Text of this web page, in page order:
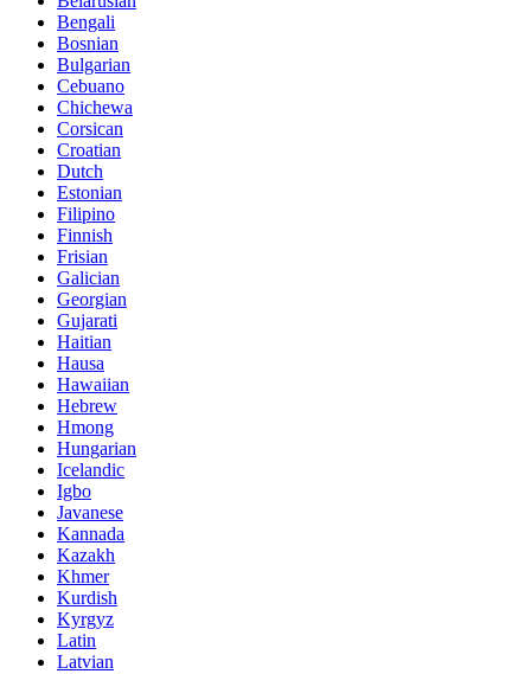
Bengali
Bosnian
Bulgarian
Cebuano
Chichewa
Corsican
Croatian
Dutch
Estonian
Filipino
Finnish
Frisian
Galician
Georgian
Gujarati
Haitian
Hausa
Hawaiian
Hebrew
Hmong
Hungarian
Icelandic
Igbo
Javanese
Kannada
Kazakh
Khmer
Kurdish
Kyrgyz
Latin
Latvian